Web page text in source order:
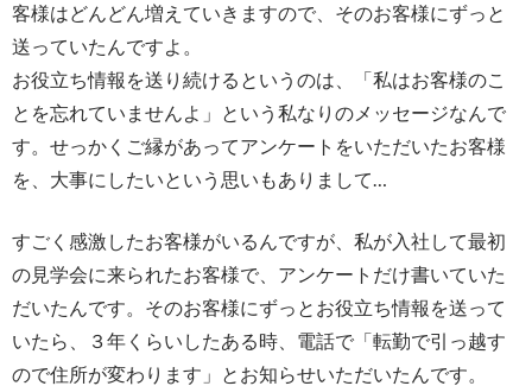
客様はどんどん増えていきますので、そのお客様にずっと
送っていたんですよ。
お役立ち情報を送り続けるというのは、「私はお客様のこ
とを忘れていませんよ」という私なりのメッセージなんで
す。せっかくご縁があってアンケートをいただいたお客様
を、大事にしたいという思いもありまして…
すごく感激したお客様がいるんですが、私が入社して最初
の見学会に来られたお客様で、アンケートだけ書いていた
だいたんです。そのお客様にずっとお役立ち情報を送って
いたら、３年くらいしたある時、電話で「転勤で引っ越す
ので住所が変わります」とお知らせいただいたんです。